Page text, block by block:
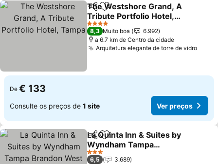
PartilharAdicionar aos favoritos
The Westshore Grand, A
Tribute Portfolio Hotel,
Tampa
4 Estrelas
8,3 Muito boa
6.992
a 6.7 km de Centro da cidade
Arquitetura elegante de torre de vidro
De € 133
Consulte os preços de 1 site Ver preços
PartilharAdicionar aos favoritos
La Quinta Inn & Suites by
Wyndham Tampa
Brandon West
3 Estrelas
6,5
3.689